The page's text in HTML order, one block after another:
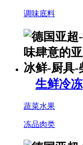
调味底料
生鲜冷冻
蔬菜水果
冻品肉类